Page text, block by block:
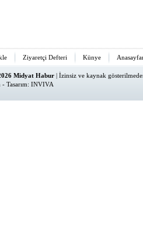
Ziyaretçi Defteri Künye
Midyat Habur | İzinsiz ve kaynak
- Tasarım: INVIVA